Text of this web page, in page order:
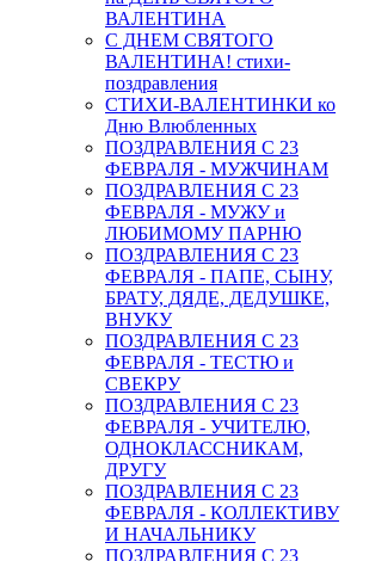
ВАЛЕНТИНА
С ДНЕМ СВЯТОГО
ВАЛЕНТИНА! стихи-
поздравления
СТИХИ-ВАЛЕНТИНКИ ко
Дню Влюбленных
ПОЗДРАВЛЕНИЯ С 23
ФЕВРАЛЯ - МУЖЧИНАМ
ПОЗДРАВЛЕНИЯ С 23
ФЕВРАЛЯ - МУЖУ и
ЛЮБИМОМУ ПАРНЮ
ПОЗДРАВЛЕНИЯ С 23
ФЕВРАЛЯ - ПАПЕ, СЫНУ,
БРАТУ, ДЯДЕ, ДЕДУШКЕ,
ВНУКУ
ПОЗДРАВЛЕНИЯ С 23
ФЕВРАЛЯ - ТЕСТЮ и
СВЕКРУ
ПОЗДРАВЛЕНИЯ С 23
ФЕВРАЛЯ - УЧИТЕЛЮ,
ОДНОКЛАССНИКАМ,
ДРУГУ
ПОЗДРАВЛЕНИЯ С 23
ФЕВРАЛЯ - КОЛЛЕКТИВУ
И НАЧАЛЬНИКУ
ПОЗДРАВЛЕНИЯ С 23